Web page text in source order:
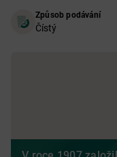
Způsob podávání
Čístý